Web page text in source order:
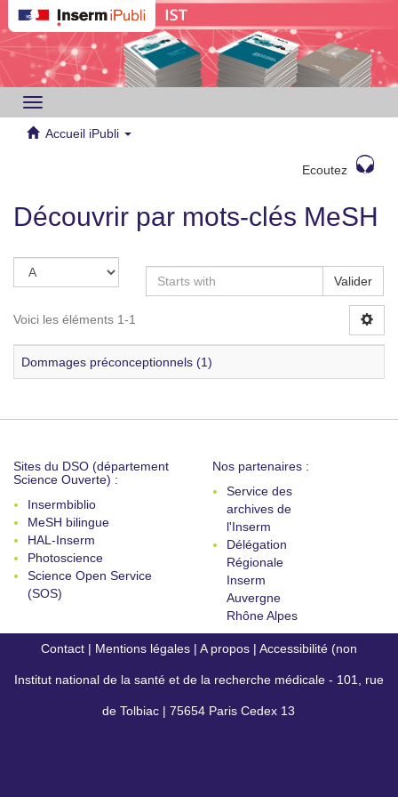
Toggle
navigation
Accueil iPubli
Ecoutez
Découvrir par mots-clés MeSH
Valider
Voici les éléments 1-1
Dommages préconceptionnels (1)
Sites du DSO (département
Science Ouverte) :
Insermbiblio
MeSH bilingue
HAL-Inserm
Photoscience
Science Open Service
(SOS)
Nos partenaires :
Service des
archives de
l'Inserm
Délégation
Régionale
Inserm
Auvergne
Rhône Alpes
Contact | Mentions légales | A propos | Accessibilité (non
conforme)
Institut national de la santé et de la recherche médicale - 101, rue
de Tolbiac | 75654 Paris Cedex 13